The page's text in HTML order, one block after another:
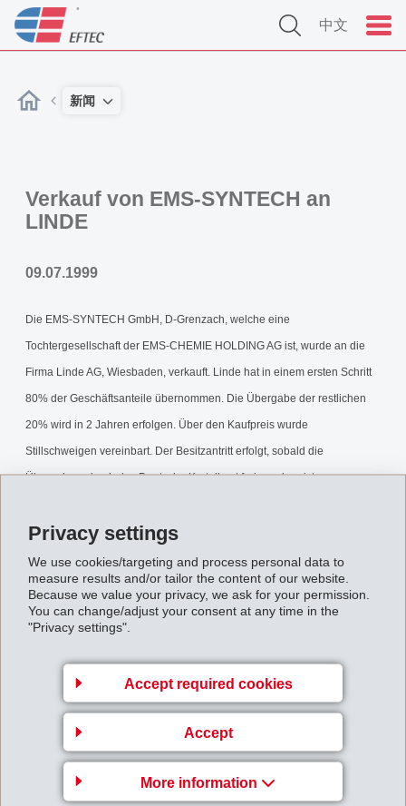
Privacy settings
We use cookies/targeting and process personal data to
measure results and/or tailor the content of our website.
Because we value your privacy, we ask for your permission.
You can change/adjust your consent at any time in the
"Privacy settings".
Accept required cookies
Accept
More information
中文
新闻
Verkauf von EMS-SYNTECH an
LINDE
09.07.1999
Die EMS-SYNTECH GmbH, D-Grenzach, welche eine
Tochtergesellschaft der EMS-CHEMIE HOLDING AG ist, wurde an die
Firma Linde AG, Wiesbaden, verkauft. Linde hat in einem ersten Schritt
80% der Geschäftsanteile übernommen. Die Übergabe der restlichen
20% wird in 2 Jahren erfolgen. Über den Kaufpreis wurde
Stillschweigen vereinbart. Der Besitzantritt erfolgt, sobald die
Übernahme durch das Deutsche Kartellamt freigegeben ist.
Back to overview
Gruppenleitung
EFTEC AG
Hofstrasse 31
8590 Romanshorn